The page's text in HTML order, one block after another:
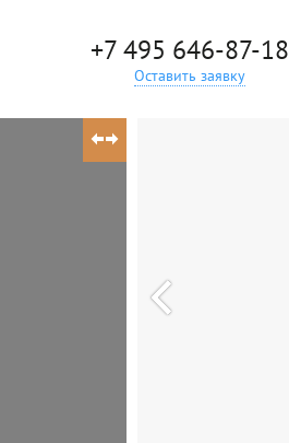
+7 495 646-87-18
Оставить заявку